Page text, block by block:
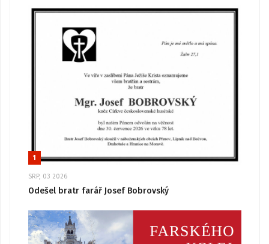
1
SRP, 03 2026
Odešel bratr farář Josef Bobrovský